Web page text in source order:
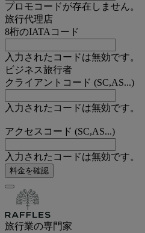
プロモコードが存在しません。
旅行代理店
8桁のIATAコード
入力されたコードは無効です。
ビジネス旅行者
クライアントコード (SC,AS...)
入力されたコードは無効です。
アクセスコード (SC,AS...)
入力されたコードは無効です。
料金を確認
旅行業の専門家